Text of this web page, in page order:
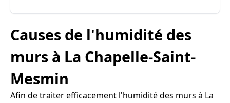
Causes de l'humidité des
murs à La Chapelle-Saint-
Mesmin
Afin de traiter efficacement l'humidité des murs à La